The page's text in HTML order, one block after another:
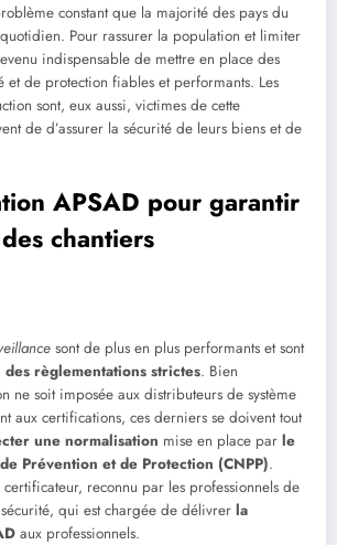
constant que la majorité des pays du
Pour rassurer la population et limiter
indispensable de mettre en place des
et de protection fiables et performants. Les
sont, eux aussi, victimes de cette
de d’assurer la sécurité de leurs biens et de
APSAD pour garantir
chantiers
sont de plus en plus performants et sont
des règlementations strictes. Bien
ne soit imposée aux distributeurs de système
aux certifications, ces derniers se doivent tout
une normalisation mise en place par le
Prévention et de Protection (CNPP).
certificateur, reconnu par les professionnels de
sécurité, qui est chargée de délivrer la
aux professionnels.